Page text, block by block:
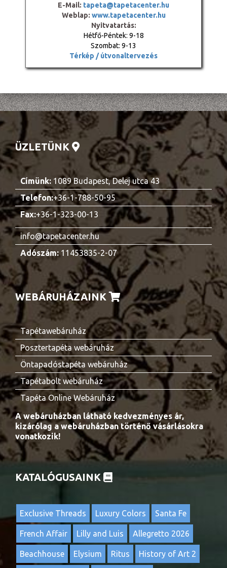
E-Mail: tapeta@tapetacenter.hu
Weblap: www.tapetacenter.hu
Nyitvatartás:
Hétfő-Péntek: 9-18
Szombat: 9-13
Térkép / útvonaltervezés
ÜZLETÜNK
Címünk: 1089 Budapest, Delej utca 43
Telefon:+36-1-788-50-95
Fax:+36-1-323-00-13
info@tapetacenter.hu
Adószám:11453835-2-07
WEBÁRUHÁZAINK
Tapétawebáruház
Posztertapéta webáruház
Öntapadóstapéta webáruház
Tapétabolt webáruház
Tapéta Online Webáruház
A webáruházban látható kedvezményes ár,
kizárólag a webáruházban történő vásárlásokra
vonatkozik!
KATALÓGUSAINK
Exclusive Threads Luxury Colors Santa Fe
French Affair Lilly and Luis Allegretto 2026
Beachhouse Elysium Ritus History of Art 2